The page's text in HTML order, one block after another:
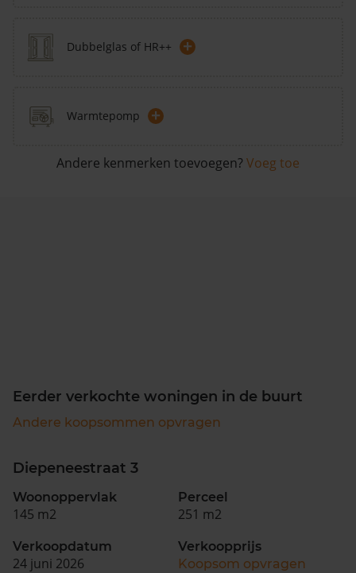
Dubbelglas of HR++ +
Warmtepomp +
Andere kenmerken toevoegen? Voeg toe
Eerder verkochte woningen in de buurt
Andere koopsommen opvragen
Diepeneestraat 3
Woonoppervlak
145 m2
Perceel
251 m2
Verkoopdatum
24 juni 2026
Verkoopprijs
Koopsom opvragen